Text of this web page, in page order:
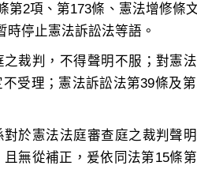
第2項、第173條、憲法增修條
裁判，不得聲明不服；對憲
受理；憲法訴訟法第39條及
於憲法法庭審查庭之裁判聲
無從補正，爰依同法第15條